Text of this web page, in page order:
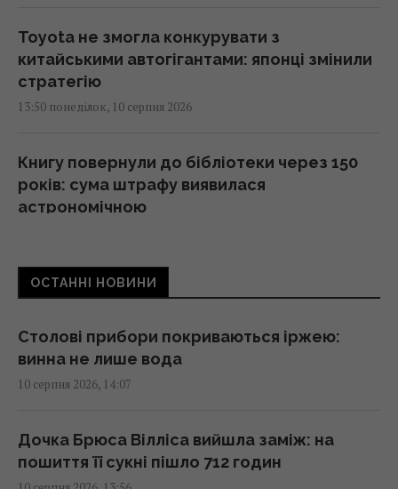
Toyota не змогла конкурувати з
китайськими автогігантами: японці змінили
стратегію
13:50 понеділок, 10 серпня 2026
Книгу повернули до бібліотеки через 150
років: сума штрафу виявилася
астрономічною
РФ хоче відновити механізовані штурми на
можливо
13:34 понеділок, 10 серпня 2026
взимку воно допомагає краще, ніж мед і
лимон
13:30 понеділок, 10 серпня 2026
ОСТАННІ НОВИНИ
Столові прибори покриваються іржею:
винна не лише вода
10 серпня 2026, 14:07
Дочка Брюса Вілліса вийшла заміж: на
пошиття її сукні пішло 712 годин